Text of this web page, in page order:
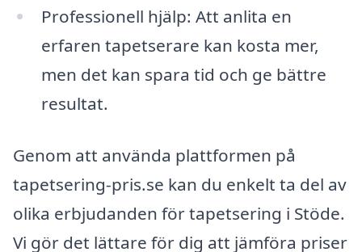
Professionell hjälp: Att anlita en
erfaren tapetserare kan kosta mer,
men det kan spara tid och ge bättre
resultat.
Genom att använda plattformen på
tapetsering-pris.se kan du enkelt ta del av
olika erbjudanden för tapetsering i Stöde.
Vi gör det lättare för dig att jämföra priser